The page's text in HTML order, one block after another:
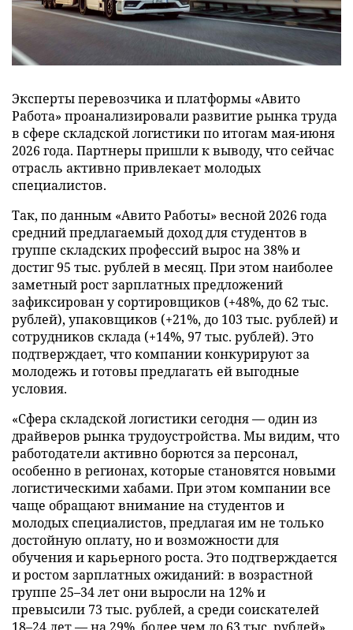
Эксперты перевозчика и платформы «Авито
Работа» проанализировали развитие рынка труда
в сфере складской логистики по итогам мая-июня
2026 года. Партнеры пришли к выводу, что сейчас
отрасль активно привлекает молодых
специалистов.
Так, по данным «Авито Работы» весной 2026 года
средний предлагаемый доход для студентов в
группе складских профессий вырос на 38% и
достиг 95 тыс. рублей в месяц. При этом наиболее
заметный рост зарплатных предложений
зафиксирован у сортировщиков (+48%, до 62 тыс.
рублей), упаковщиков (+21%, до 103 тыс. рублей) и
сотрудников склада (+14%, 97 тыс. рублей). Это
подтверждает, что компании конкурируют за
молодежь и готовы предлагать ей выгодные
условия.
«Сфера складской логистики сегодня — один из
драйверов рынка трудоустройства. Мы видим, что
работодатели активно борются за персонал,
особенно в регионах, которые становятся новыми
логистическими хабами. При этом компании все
чаще обращают внимание на студентов и
молодых специалистов, предлагая им не только
достойную оплату, но и возможности для
обучения и карьерного роста. Это подтверждается
и ростом зарплатных ожиданий: в возрастной
группе 25–34 лет они выросли на 12% и
превысили 73 тыс. рублей, а среди соискателей